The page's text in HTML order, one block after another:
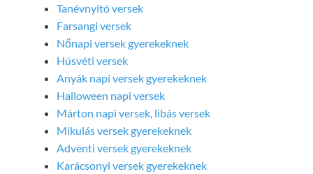
Tanévnyitó versek
Farsangi versek
Nőnapi versek gyerekeknek
Húsvéti versek
Anyák napi versek gyerekeknek
Halloween napi versek
Márton napi versek, libás versek
Mikulás versek gyerekeknek
Adventi versek gyerekeknek
Karácsonyi versek gyerekeknek